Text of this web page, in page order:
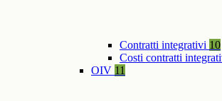
Contratti integrativi 10
Costi contratti
OIV 11